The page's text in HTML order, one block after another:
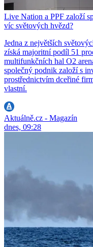
Live Nation a PPF založí
víc světových hvězd?
Jedna z největších
získá majoritní podíl 51
multifunkčních hal O2
společný podnik založí s
prostřednictvím dceřiné
vlastní.
Aktuálně.cz - Magazín
dnes, 09:28